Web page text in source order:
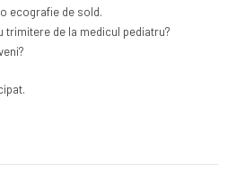
ecografie de sold.
trimitere de la medicul pediatru?